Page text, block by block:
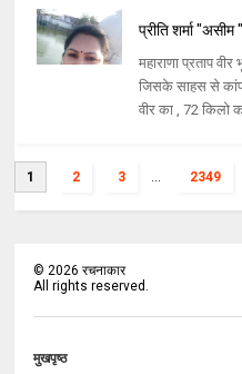
प्रीति शर्मा "असीम
महाराणा प्रताप
जिसके साहस से
वीर का , 72 किलो
1 2 3 ... 2349
©2026 रचनाकार
All rights reserved.
मुखपृष्ठ